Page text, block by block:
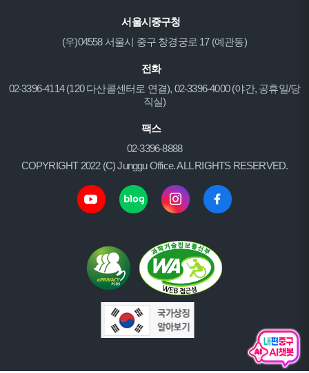
서울시중구청
(우)04558 서울시 중구 창경궁로 17 (예관동)
전화
02-3396-4114 (120 다산콜센터로 연결), 02-3396-4000 (야간, 공휴일/당
직실)
팩스
02-3396-8888
COPYRIGHT 2022 (C) Junggu Office. ALL RIGHTS RESERVED.